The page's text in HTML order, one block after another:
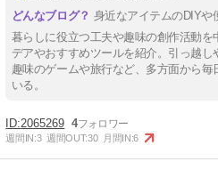
身近なアイテムのDIYや
暮らしに役立つ工夫や趣味の創作活動
デアやおすすめツールを紹介。引っ越し
趣味のゲームや旅行など、多方面から
いる。
2065269 4
週間IN:3 週間OUT:30 月間IN:6